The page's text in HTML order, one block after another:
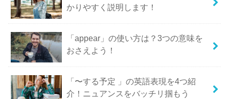
かりやすく説明します！
「appear」の使い方は？3つの意味を
おさえよう！
「〜する予定 」の英語表現を4つ紹
介！ニュアンスをバッチリ掴もう